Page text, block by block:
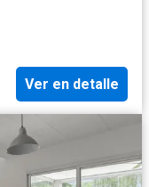
Ver en detalle